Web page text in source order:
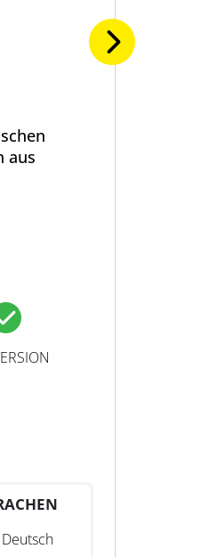
aus
Deutsch